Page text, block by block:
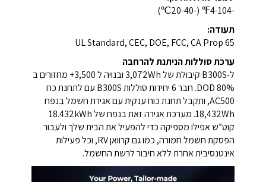
-4-104℉ (-20-40℃)
תעודה:
UL Standard, CEC, DOE, FCC, CA Prop 65
ערכת סוללות הניתנת להרחבה
ל-B300S קיבולת של 3,072Wh ובנויה ל 3,500+ מחזורים ב
80% DOD. חבר 6 יחידות סוללות B300S עם לתחנת כח
AC500, ותקבל תחנת כוח ענקית עם אגירת חשמל בנפח
18,432Wh. מערכת אגירה זאת בנפח של 18.432kWh
קוט”ש אפילו מספיקה כדי להפעיל את הבית שלך ולעבור
הפסקת חשמל חמורה, כמו גם קרוואן RV, וכל פעילות
אינטנסיבית אחרת ללא חיבור לרשת החשמל.